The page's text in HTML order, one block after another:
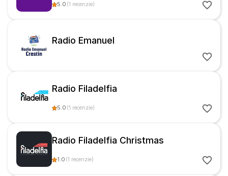
5.0 (1 recenzie)
Radio Emanuel
Radio Filadelfia
5.0 (1 recenzie)
Radio Filadelfia Christmas
1.0 (1 recenzie)